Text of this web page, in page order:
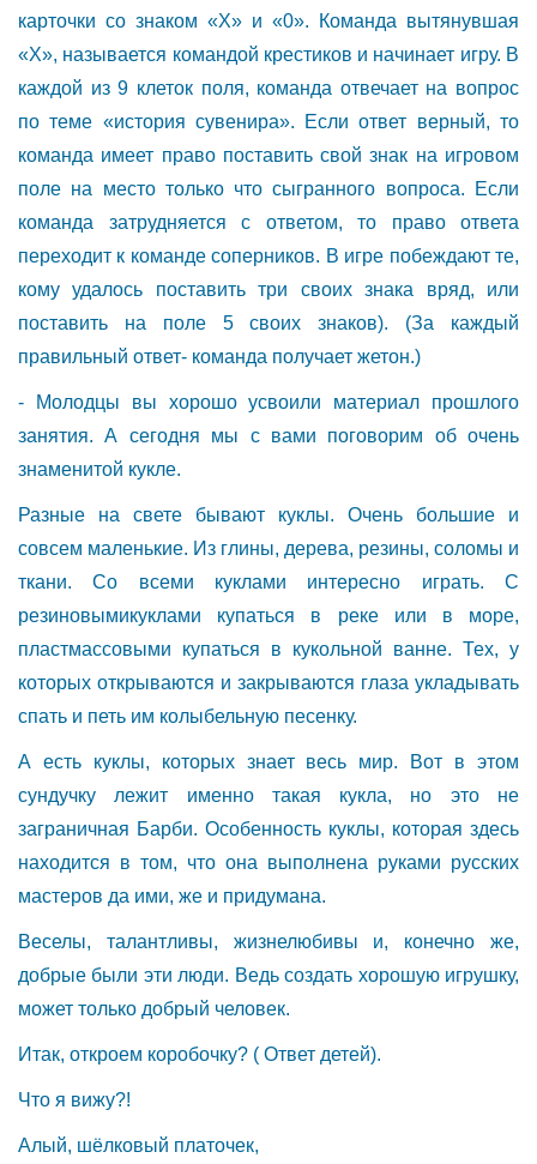
карточки со знаком «Х» и «0». Команда вытянувшая
«Х», называется командой крестиков и начинает игру. В
каждой из 9 клеток поля, команда отвечает на вопрос
по теме «история сувенира». Если ответ верный, то
команда имеет право поставить свой знак на игровом
поле на место только что сыгранного вопроса. Если
команда затрудняется с ответом, то право ответа
переходит к команде соперников. В игре побеждают те,
кому удалось поставить три своих знака вряд, или
поставить на поле 5 своих знаков). (За каждый
правильный ответ- команда получает жетон.)
- Молодцы вы хорошо усвоили материал прошлого
занятия. А сегодня мы с вами поговорим об очень
знаменитой кукле.
Разные на свете бывают куклы. Очень большие и
совсем маленькие. Из глины, дерева, резины, соломы и
ткани. Со всеми куклами интересно играть. С
резиновымикуклами купаться в реке или в море,
пластмассовыми купаться в кукольной ванне. Тех, у
которых открываются и закрываются глаза укладывать
спать и петь им колыбельную песенку.
А есть куклы, которых знает весь мир. Вот в этом
сундучку лежит именно такая кукла, но это не
заграничная Барби. Особенность куклы, которая здесь
находится в том, что она выполнена руками русских
мастеров да ими, же и придумана.
Веселы, талантливы, жизнелюбивы и, конечно же,
добрые были эти люди. Ведь создать хорошую игрушку,
может только добрый человек.
Итак, откроем коробочку? ( Ответ детей).
Что я вижу?!
Алый, шёлковый платочек,